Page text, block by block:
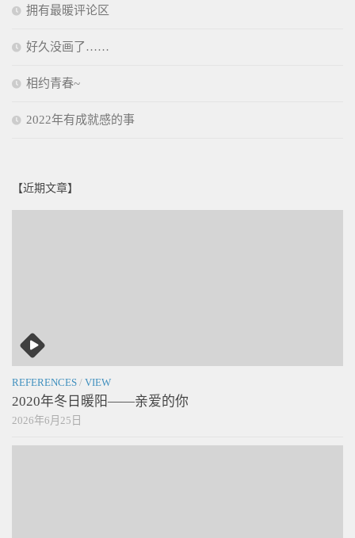
拥有最暖评论区
好久没画了……
相约青春~
2022年有成就感的事
【近期文章】
REFERENCES / VIEW
2020年冬日暖阳——亲爱的你
2026年6月25日